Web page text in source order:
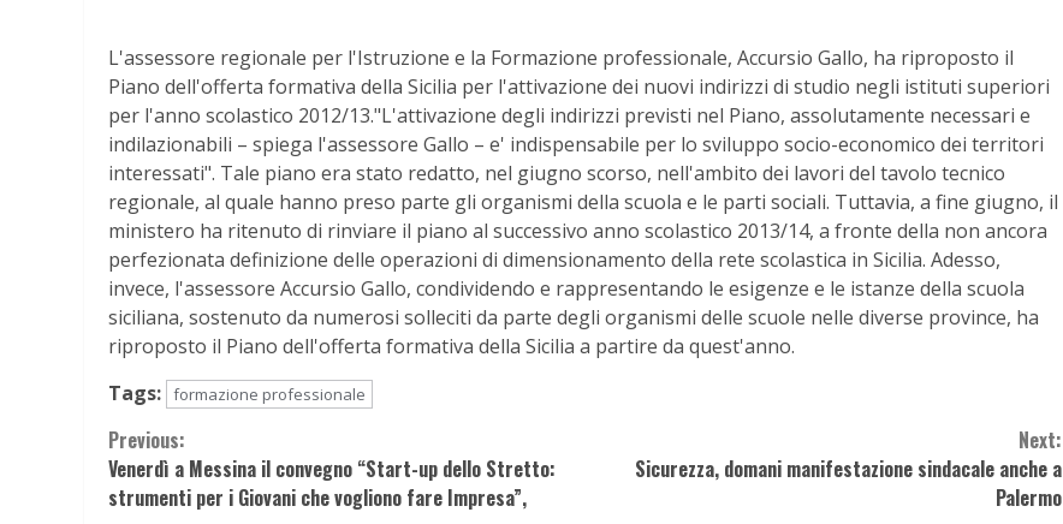
L'assessore regionale per l'Istruzione e la Formazione professionale, Accursio Gallo, ha riproposto il
Piano dell'offerta formativa della Sicilia per l'attivazione dei nuovi indirizzi di studio negli istituti superiori
per l'anno scolastico 2012/13."L'attivazione degli indirizzi previsti nel Piano, assolutamente necessari e
indilazionabili – spiega l'assessore Gallo – e' indispensabile per lo sviluppo socio-economico dei territori
interessati". Tale piano era stato redatto, nel giugno scorso, nell'ambito dei lavori del tavolo tecnico
regionale, al quale hanno preso parte gli organismi della scuola e le parti sociali. Tuttavia, a fine giugno, il
ministero ha ritenuto di rinviare il piano al successivo anno scolastico 2013/14, a fronte della non ancora
perfezionata definizione delle operazioni di dimensionamento della rete scolastica in Sicilia. Adesso,
invece, l'assessore Accursio Gallo, condividendo e rappresentando le esigenze e le istanze della scuola
siciliana, sostenuto da numerosi solleciti da parte degli organismi delle scuole nelle diverse province, ha
riproposto il Piano dell'offerta formativa della Sicilia a partire da quest'anno.
Tags: formazione professionale
Continue
Reading
Previous:
Venerdì a Messina il convegno “Start-up dello Stretto:
strumenti per i Giovani che vogliono fare Impresa”,
Next:
Sicurezza, domani manifestazione sindacale anche a
Palermo